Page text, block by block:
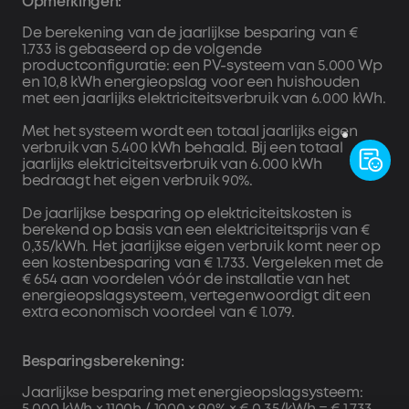
op Solarbank om de Bluetooth-verbinding te verifiëren.
2. Zet de wifi-verbinding op.
3. Voeg extra apparaten toe, zoals Solarbank 3, slimme
meters of slimme stopcontacten. Zorg ervoor dat alle
apparaten binnen hetzelfde systeem zijn verbonden met
hetzelfde wifi-netwerk.
4. Update de firmware naar de nieuwste versie.
5. Stel de bedrijfsmodus van het systeem in, zoals AI-
modus, zelfverbruik of aangepaste modus.
De berekening van de jaarlijkse besparing van €
1.733 is gebaseerd op de volgende
productconfiguratie: een PV-systeem van 5.000 Wp
en 10,8 kWh energieopslag voor een huishouden
met een jaarlijks elektriciteitsverbruik van 6.000 kWh.
Met het systeem wordt een totaal jaarlijks eigen
verbruik van 5.400 kWh behaald. Bij een totaal
jaarlijks elektriciteitsverbruik van 6.000 kWh
bedraagt het eigen verbruik 90%.
De jaarlijkse besparing op elektriciteitskosten is
berekend op basis van een elektriciteitsprijs van €
0,35/kWh. Het jaarlijkse eigen verbruik komt neer op
een kostenbesparing van € 1.733. Vergeleken met de
€ 654 aan voordelen vóór de installatie van het
energieopslagsysteem, vertegenwoordigt dit een
extra economisch voordeel van € 1.079.
Besparingsberekening:
Jaarlijkse besparing met energieopslagsysteem: